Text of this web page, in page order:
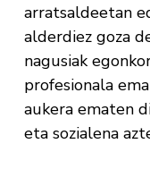
arratsaldeetan
alderdiez goza
nagusiak
profesionala
aukera ematen
eta sozialena